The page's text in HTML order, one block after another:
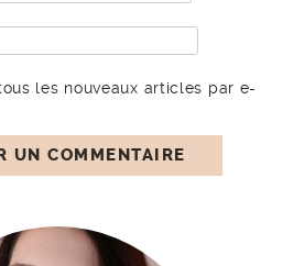
les nouveaux articles par e-